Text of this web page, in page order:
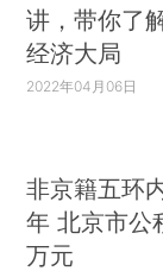
讲，带你了
经济大局
2022年04月06日
非京籍五环
年 北京市公
万元